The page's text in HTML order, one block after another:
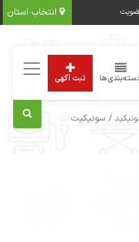
انتخاب استان
ثبت آگهی
/ سونیکیت